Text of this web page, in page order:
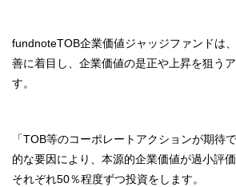
fundnoteTOB企業価値ジャッジファンドは
善に着目し、企業価値の是正や上昇を狙う
す。
「TOB等のコーポレートアクションが期待
的な要因により、本源的企業価値が過小評
それぞれ50％程度ずつ投資をします。